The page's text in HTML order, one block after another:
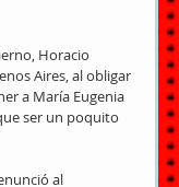
Horacio
Aires, al obligar
a María Eugenia
ser un poquito
al